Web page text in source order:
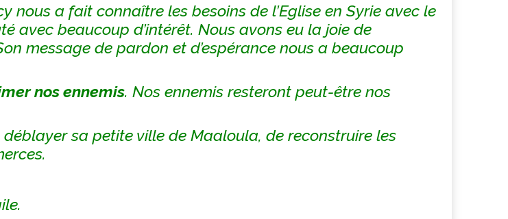
nous a fait connaître les besoins de l’Eglise en Syrie avec le
avec beaucoup d’intérêt. Nous avons eu la joie de
message de pardon et d’espérance nous a beaucoup
nos ennemis. Nos ennemis resteront peut-être nos
sa petite ville de Maaloula, de reconstruire les